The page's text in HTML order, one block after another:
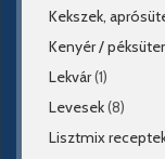
Kekszek,
Kenyér /
Lekvár(1)
Levesek(8)
Lisztmix